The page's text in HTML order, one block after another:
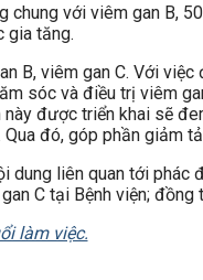
với viêm gan B,
gia tăng.
B, viêm gan C. Với
sóc và điều trị viêm
được triển khai sẽ
đó, góp phần giảm
liên quan tới phác
C tại Bệnh viện;
làm việc.